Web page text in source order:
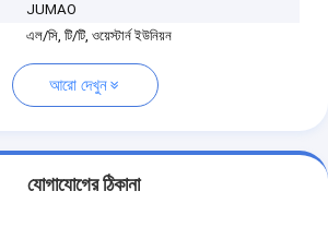
JUMAO
এল/সি, টি/টি, ওয়েস্টার্ন ইউনিয়ন
আরো দেখুন
যোগাযোগের ঠিকানা